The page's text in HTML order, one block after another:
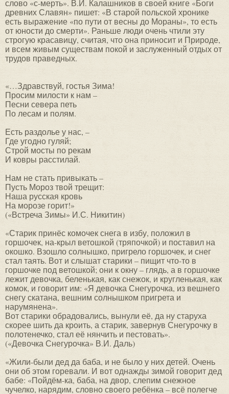
слово «с-мерть». В.И. Калашников в своей книге «Боги
древних Славян» пишет: «В старой польской хронике
есть выражение «по пути от весны до Мораны», то есть
от юности до смерти». Раньше люди очень чтили эту
строгую красавицу, считая, что она приносит и Природе,
и всем живым существам покой и заслуженный отдых от
трудов праведных.
«…Здравствуй, гостья Зима!
Просим милости к нам –
Песни севера петь
По лесам и полям.
Есть раздолье у нас, –
Где угодно гуляй;
Строй мосты по рекам
И ковры расстилай.
Нам не стать привыкать –
Пусть Мороз твой трещит:
Наша русская кровь
На морозе горит!»
(«Встреча Зимы» И.С. Никитин)
«Старик принёс комочек снега в избу, положил в
горшочек, на-крыл ветошкой (тряпочкой) и поставил на
окошко. Взошло солнышко, пригрело горшочек, и снег
стал таять. Вот и слышат старики – пищит что-то в
горшочке под ветошкой; они к окну – глядь, а в горшочке
лежит девочка, беленькая, как снежок, и кругленькая, как
комок, и говорит им: «Я девочка Снегурочка, из вешнего
снегу скатана, вешним солнышком пригрета и
нарумянена».
Вот старики обрадовались, вынули её, да ну старуха
скорее шить да кроить, а старик, завернув Снегурочку в
полотенечко, стал её нянчить и пестовать».
(«Девочка Снегурочка» В.И. Даль)
«Жили-были дед да баба, и не было у них детей. Очень
они об этом горевали. И вот однажды зимой говорит дед
бабе: «Пойдём-ка, баба, на двор, слепим снежное
чучелко, нарядим, словно своего ребёнка – всё полегче